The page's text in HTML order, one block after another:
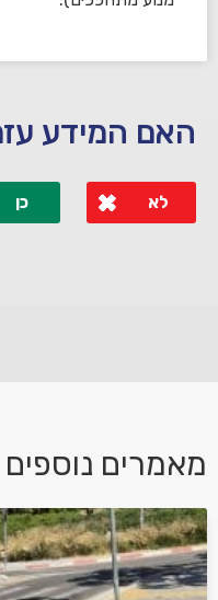
האם המידע
לא כן
אני מאשר/ת קבלת
למדיניות הפרטיות
מאמרים נוספים